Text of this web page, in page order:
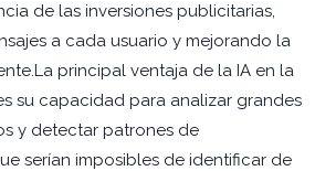
de las inversiones publicitarias,
a cada usuario y mejorando la
principal ventaja de la IA en la
su capacidad para analizar grandes
y detectar patrones de
serían imposibles de identificar de